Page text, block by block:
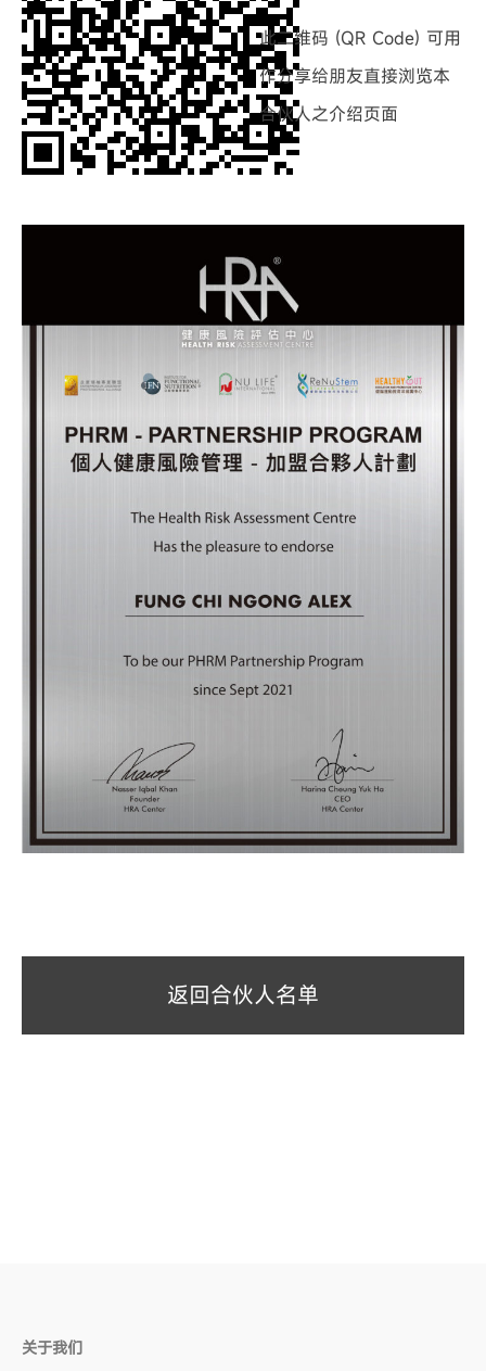
此二维码 (QR Code) 可用
作分享给朋友直接浏览本
合伙人之介绍页面
返回合伙人名单
关于我们